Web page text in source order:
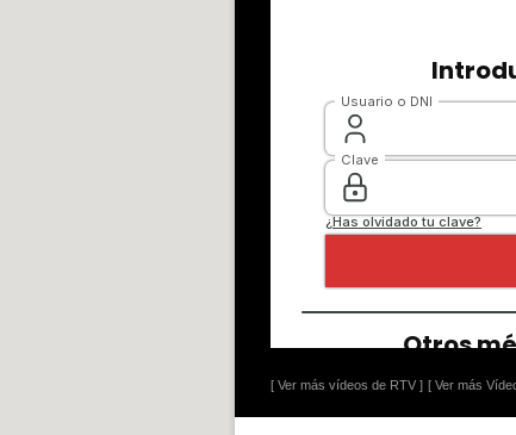
[ Ver más vídeos de RTV ] [ Ver más